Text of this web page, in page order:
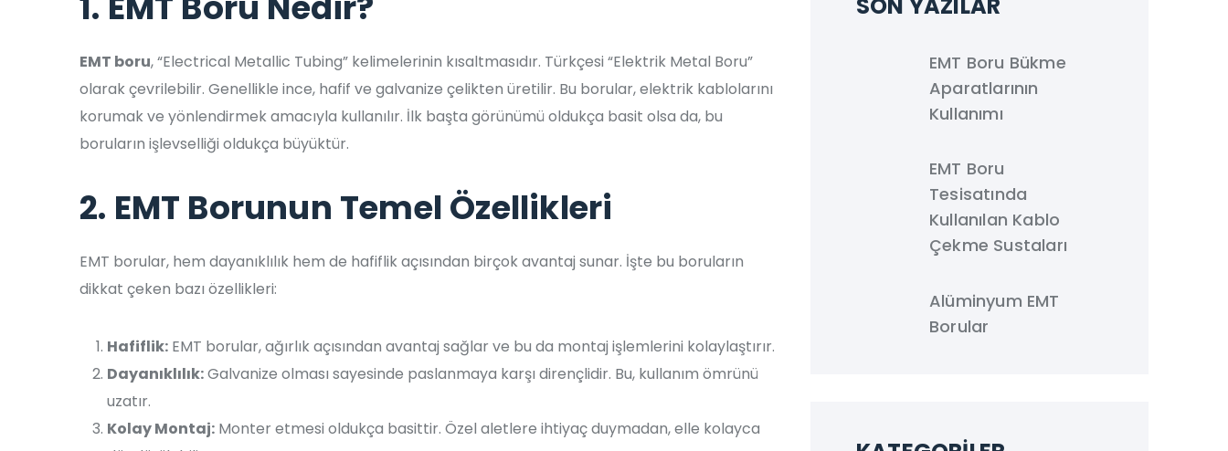
EMT boru, “Electrical Metallic Tubing” kelimelerinin kısaltmasıdır. Türkçesi “Elektrik Metal Boru”
olarak çevrilebilir. Genellikle ince, hafif ve galvanize çelikten üretilir. Bu borular, elektrik kablolarını
korumak ve yönlendirmek amacıyla kullanılır. İlk başta görünümü oldukça basit olsa da, bu
boruların işlevselliği oldukça büyüktür.
2. EMT Borunun Temel Özellikleri
EMT borular, hem dayanıklılık hem de hafiflik açısından birçok avantaj sunar. İşte bu boruların
dikkat çeken bazı özellikleri:
Hafiflik: EMT borular, ağırlık açısından avantaj sağlar ve bu da montaj işlemlerini kolaylaştırır.
Dayanıklılık:Galvanize olması sayesinde paslanmaya karşı dirençlidir. Bu, kullanım ömrünü
uzatır.
Kolay Montaj: Monter etmesi oldukça basittir. Özel aletlere ihtiyaç duymadan, elle kolayca
EMT Boru Bükme
Aparatlarının
Kullanımı
EMT Boru
Tesisatında
Kullanılan Kablo
Çekme Sustaları
Alüminyum EMT
Borular